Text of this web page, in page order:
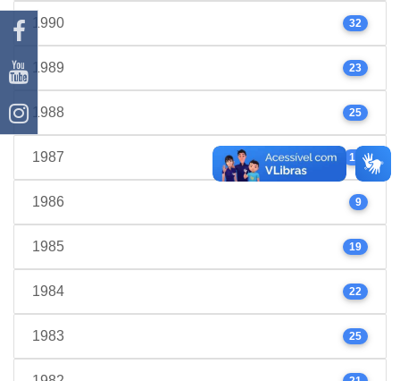
1990 32
1989 23
1988 25
1987 17
1986 9
1985 19
1984 22
1983 25